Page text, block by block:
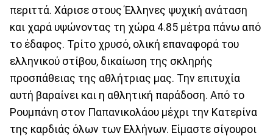
περιττά. Χάρισε στους Έλληνες ψυχική ανάταση
και χαρά υψώνοντας τη χώρα 4.85 μέτρα πάνω από
το έδαφος. Τρίτο χρυσό, ολική επαναφορά του
ελληνικού στίβου, δικαίωση της σκληρής
προσπάθειας της αθλήτριας μας. Την επιτυχία
αυτή βαραίνει και η αθλητική παράδοση. Από το
Ρουμπάνη στον Παπανικολάου μέχρι την Κατερίνα
της καρδιάς όλων των Ελλήνων. Είμαστε σίγουροι